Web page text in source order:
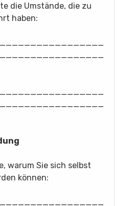
die Umstände, die zu
haben:
warum Sie sich selbst
können: